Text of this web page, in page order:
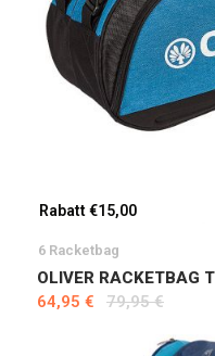
Rabatt €15,00
6 Racketbag
OLIVER RACKETBAG
64,95 €
79,95 €